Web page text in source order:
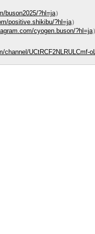
buson2025/?hl=ja）
positive.shikibu/?hl=ja）
cyogen.buson/?hl=ja）
channel/UCtRCF2NLRULCmf-